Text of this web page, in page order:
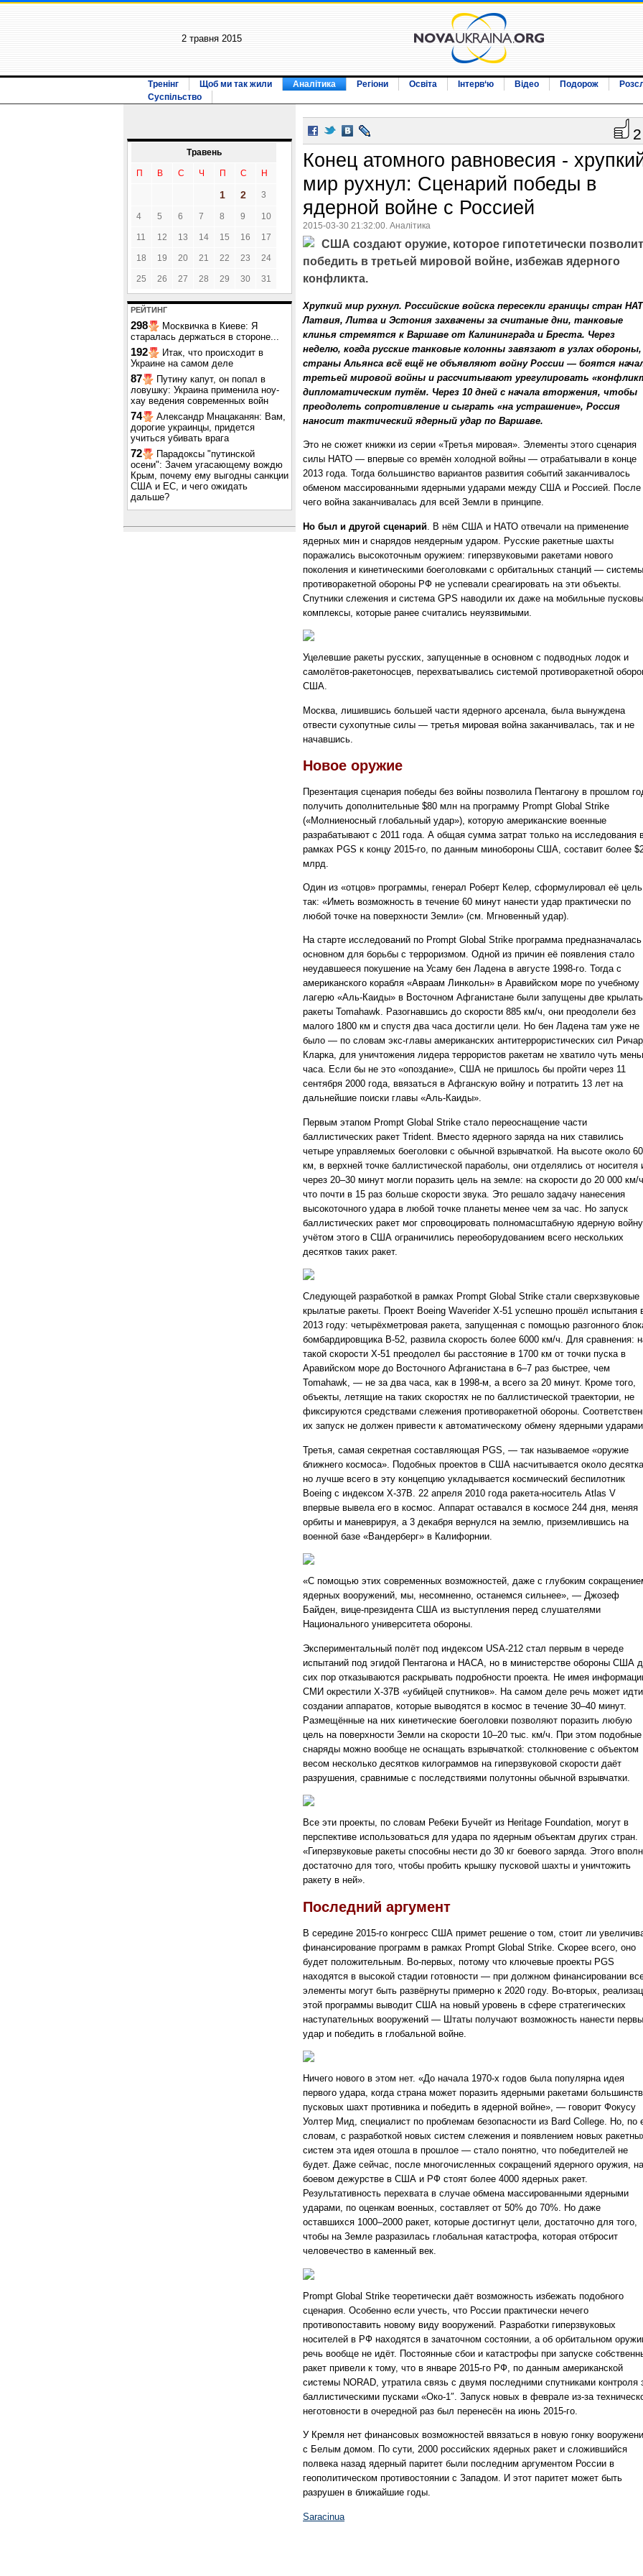
2 травня 2015
Тренінг Щоб ми так жили Аналітика Регіони Освіта Інтерв‘ю Відео Подорож
Суспільство
Травень
П В С Ч П С Н
1 2 3
4 5 6 7 8 9 10
11 12 13 14 15 16 17
18 19 20 21 22 23 24
25 26 27 28 29 30 31
РЕЙТИНГ
298
Москвичка в Киеве: Я
старалась держаться в стороне...
192
Итак, что происходит в
Украине на самом деле
87
Путину капут, он попал в
ловушку: Украина применила ноу-
хау ведения современных войн
74
Александр Мнацаканян: Вам,
дорогие украинцы, придется
учиться убивать врага
72
Парадоксы "путинской
осени": Зачем угасающему вождю
Крым, почему ему выгодны санкции
США и ЕС, и чего ожидать
дальше?
2
Конец атомного равновесия -
мир рухнул: Сценарий победы в
ядерной войне с Россией
2015-03-30 21:32:00. Аналітика
США создают оружие, которое гипотетически позволит
победить в третьей мировой войне, избежав ядерного
конфликта.
Хрупкий мир рухнул. Российские войска пересекли границы стран
Латвия, Литва и Эстония захвачены за считаные дни, танковые
клинья стремятся к Варшаве от Калининграда и Бреста. Через
неделю, когда русские танковые колонны завязают в узлах обороны,
страны Альянса всё ещё не объявляют войну России — боятся
третьей мировой войны и рассчитывают урегулировать
дипломатическим путём. Через 10 дней с начала вторжения, чтобы
преодолеть сопротивление и сыграть «на устрашение», Россия
наносит тактический ядерный удар по Варшаве.
Это не сюжет книжки из серии «Третья мировая». Элементы этого сценария
силы НАТО — впервые со времён холодной войны — отрабатывали в конце
2013 года. Тогда большинство вариантов развития событий заканчивалось
обменом массированными ядерными ударами между США и Россией. После
чего война заканчивалась для всей Земли в принципе.
Но был и другой сценарий . В нём США и НАТО отвечали на применение
ядерных мин и снарядов неядерным ударом. Русские ракетные шахты
поражались высокоточным оружием: гиперзвуковыми ракетами нового
поколения и кинетическими боеголовками с орбитальных станций — системы
противоракетной обороны РФ не успевали среагировать на эти объекты.
Спутники слежения и система GPS наводили их даже на мобильные
комплексы, которые ранее считались неуязвимыми.
Уцелевшие ракеты русских, запущенные в основном с подводных лодок и
самолётов-ракетоносцев, перехватывались системой противоракетной
США.
Москва, лишившись большей части ядерного арсенала, была вынуждена
отвести сухопутные силы — третья мировая война заканчивалась, так и не
начавшись.
Новое оружие
Презентация сценария победы без войны позволила Пентагону в прошлом
получить дополнительные $80 млн на программу Prompt Global Strike
(«Молниеносный глобальный удар»), которую американские военные
разрабатывают с 2011 года. А общая сумма затрат только на исследования
рамках PGS к концу 2015-го, по данным минобороны США, составит более
млрд.
Один из «отцов» программы, генерал Роберт Келер, сформулировал её цель
так: «Иметь возможность в течение 60 минут нанести удар практически по
любой точке на поверхности Земли» (см. Мгновенный удар).
На старте исследований по Prompt Global Strike программа
основном для борьбы с терроризмом. Одной из причин её появления стало
неудавшееся покушение на Усаму бен Ладена в августе 1998-го. Тогда с
американского корабля «Авраам Линкольн» в Аравийском море по учебному
лагерю «Аль-Каиды» в Восточном Афганистане были запущены две
ракеты Tomahawk. Разогнавшись до скорости 885 км/ч, они преодолели без
малого 1800 км и спустя два часа достигли цели. Но бен Ладена там уже не
было — по словам экс-главы американских антитеррористических сил
Кларка, для уничтожения лидера террористов ракетам не хватило чуть
часа. Если бы не это «опоздание», США не пришлось бы пройти через 11
сентября 2000 года, ввязаться в Афганскую войну и потратить 13 лет на
дальнейшие поиски главы «Аль-Каиды».
Первым этапом Prompt Global Strike стало переоснащение части
баллистических ракет Trident. Вместо ядерного заряда на них ставились
четыре управляемых боеголовки с обычной взрывчаткой. На высоте около
км, в верхней точке баллистической параболы, они отделялись от носителя
через 20–30 минут могли поразить цель на земле: на скорости до 20 000 км/ч,
что почти в 15 раз больше скорости звука. Это решало задачу нанесения
высокоточного удара в любой точке планеты менее чем за час. Но запуск
баллистических ракет мог спровоцировать полномасштабную ядерную
учётом этого в США ограничились переоборудованием всего нескольких
десятков таких ракет.
Следующей разработкой в рамках Prompt Global Strike стали сверхзвуковые
крылатые ракеты. Проект Boeing Waverider Х-51 успешно прошёл испытания
2013 году: четырёхметровая ракета, запущенная с помощью разгонного
бомбардировщика В-52, развила скорость более 6000 км/ч. Для сравнения:
такой скорости Х-51 преодолел бы расстояние в 1700 км от точки пуска в
Аравийском море до Восточного Афганистана в 6–7 раз быстрее, чем
Tomahawk, — не за два часа, как в 1998-м, а всего за 20 минут. Кроме того,
объекты, летящие на таких скоростях не по баллистической траектории, не
фиксируются средствами слежения противоракетной обороны.
их запуск не должен привести к автоматическому обмену ядерными
Третья, самая секретная составляющая PGS, — так называемое «оружие
ближнего космоса». Подобных проектов в США насчитывается около десятка,
но лучше всего в эту концепцию укладывается космический беспилотник
Boeing с индексом X-37B. 22 апреля 2010 года ракета-носитель Atlas V
впервые вывела его в космос. Аппарат оставался в космосе 244 дня, меняя
орбиты и маневрируя, а 3 декабря вернулся на землю, приземлившись на
военной базе «Вандерберг» в Калифорнии.
«С помощью этих современных возможностей, даже с глубоким
ядерных вооружений, мы, несомненно, останемся сильнее», — Джозеф
Байден, вице-президента США из выступления перед слушателями
Национального университета обороны.
Экспериментальный полёт под индексом USA-212 стал первым в череде
испытаний под эгидой Пентагона и НАСА, но в министерстве обороны США
сих пор отказываются раскрывать подробности проекта. Не имея
СМИ окрестили X-37B «убийцей спутников». На самом деле речь может
создании аппаратов, которые выводятся в космос в течение 30–40 минут.
Размещённые на них кинетические боеголовки позволяют поразить любую
цель на поверхности Земли на скорости 10–20 тыс. км/ч. При этом подобные
снаряды можно вообще не оснащать взрывчаткой: столкновение с объектом
весом несколько десятков килограммов на гиперзвуковой скорости даёт
разрушения, сравнимые с последствиями полутонны обычной взрывчатки.
Все эти проекты, по словам Ребеки Бучейт из Heritage Foundation, могут в
перспективе использоваться для удара по ядерным объектам других стран.
«Гиперзвуковые ракеты способны нести до 30 кг боевого заряда. Этого
достаточно для того, чтобы пробить крышку пусковой шахты и уничтожить
ракету в ней».
Последний аргумент
В середине 2015-го конгресс США примет решение о том, стоит ли
финансирование программ в рамках Prompt Global Strike. Скорее всего, оно
будет положительным. Во-первых, потому что ключевые проекты PGS
находятся в высокой стадии готовности — при должном финансировании
элементы могут быть развёрнуты примерно к 2020 году. Во-вторых,
этой программы выводит США на новый уровень в сфере стратегических
наступательных вооружений — Штаты получают возможность нанести
удар и победить в глобальной войне.
Ничего нового в этом нет. «До начала 1970-х годов была популярна идея
первого удара, когда страна может поразить ядерными ракетами
пусковых шахт противника и победить в ядерной войне», — говорит Фокусу
Уолтер Мид, специалист по проблемам безопасности из Bard College. Но, по
словам, с разработкой новых систем слежения и появлением новых
систем эта идея отошла в прошлое — стало понятно, что победителей не
будет. Даже сейчас, после многочисленных сокращений ядерного оружия, на
боевом дежурстве в США и РФ стоят более 4000 ядерных ракет.
Результативность перехвата в случае обмена массированными ядерными
ударами, по оценкам военных, составляет от 50% до 70%. Но даже
оставшихся 1000–2000 ракет, которые достигнут цели, достаточно для того,
чтобы на Земле разразилась глобальная катастрофа, которая отбросит
человечество в каменный век.
Prompt Global Strike теоретически даёт возможность избежать подобного
сценария. Особенно если учесть, что России практически нечего
противопоставить новому виду вооружений. Разработки гиперзвуковых
носителей в РФ находятся в зачаточном состоянии, а об орбитальном
речь вообще не идёт. Постоянные сбои и катастрофы при запуске
ракет привели к тому, что в январе 2015-го РФ, по данным американской
системы NORAD, утратила связь с двумя последними спутниками контроля
баллистическими пусками «Око-1″. Запуск новых в феврале из-за
неготовности в очередной раз был перенесён на июнь 2015-го.
У Кремля нет финансовых возможностей ввязаться в новую гонку
с Белым домом. По сути, 2000 российских ядерных ракет и сложившийся
полвека назад ядерный паритет были последним аргументом России в
геополитическом противостоянии с Западом. И этот паритет может быть
разрушен в ближайшие годы.
Saracinua